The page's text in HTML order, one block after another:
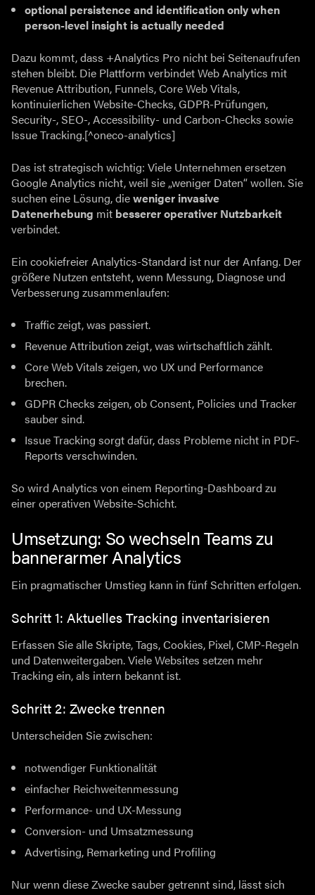
optional persistence and identification only when
person-level insight is actually needed
Dazu kommt, dass +Analytics Pro nicht bei Seitenaufrufen
stehen bleibt. Die Plattform verbindet Web Analytics mit
Revenue Attribution, Funnels, Core Web Vitals,
kontinuierlichen Website-Checks, GDPR-Prüfungen,
Security-, SEO-, Accessibility- und Carbon-Checks sowie
Issue Tracking.[^oneco-analytics]
Das ist strategisch wichtig: Viele Unternehmen ersetzen
Google Analytics nicht, weil sie „weniger Daten“ wollen. Sie
suchen eine Lösung, dieweniger invasive
Datenerhebung mit besserer operativer Nutzbarkeit
verbindet.
Ein cookiefreier Analytics-Standard ist nur der Anfang. Der
größere Nutzen entsteht, wenn Messung, Diagnose und
Verbesserung zusammenlaufen:
Traffic zeigt, was passiert.
Revenue Attribution zeigt, was wirtschaftlich zählt.
Core Web Vitals zeigen, wo UX und Performance
brechen.
GDPR Checks zeigen, ob Consent, Policies und Tracker
sauber sind.
Issue Tracking sorgt dafür, dass Probleme nicht in PDF-
Reports verschwinden.
So wird Analytics von einem Reporting-Dashboard zu
einer operativen Website-Schicht.
Umsetzung: So wechseln Teams zu
bannerarmer Analytics
Ein pragmatischer Umstieg kann in fünf Schritten erfolgen.
Schritt 1: Aktuelles Tracking inventarisieren
Erfassen Sie alle Skripte, Tags, Cookies, Pixel, CMP-Regeln
und Datenweitergaben. Viele Websites setzen mehr
Tracking ein, als intern bekannt ist.
Schritt 2: Zwecke trennen
Unterscheiden Sie zwischen:
notwendiger Funktionalität
einfacher Reichweitenmessung
Performance- und UX-Messung
Conversion- und Umsatzmessung
Advertising, Remarketing und Profiling
Nur wenn diese Zwecke sauber getrennt sind, lässt sich